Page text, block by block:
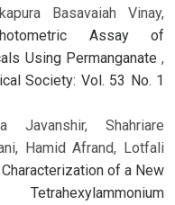
Basavaiah Vinay,
Assay of
Using Permanganate ,
Society: Vol. 53 No. 1
Javanshir, Shahriare
Hamid Afrand, Lotfali
of a New